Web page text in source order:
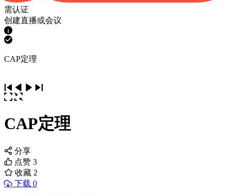
需认证
创建直播或会议
CAP定理
CAP定理
分享
点赞 3
收藏 2
下载 0